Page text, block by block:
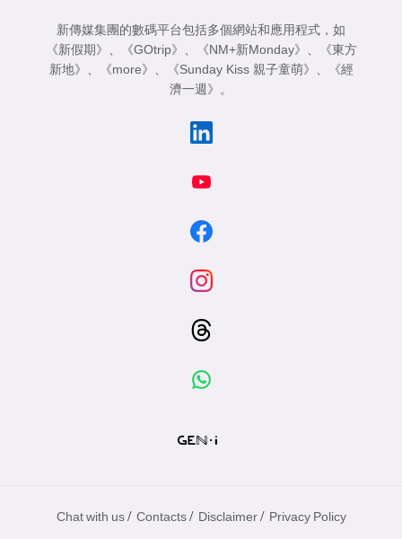
新傳媒集團的數碼平台包括多個網站和應用程式，如
《新假期》
《GOtrip》 《NM+新Monday》
《東方
新地》
《more》 《Sunday Kiss 親子童萌》
《經
濟一週》
。
Chat with us / Contacts / Disclaimer / Privacy Policy